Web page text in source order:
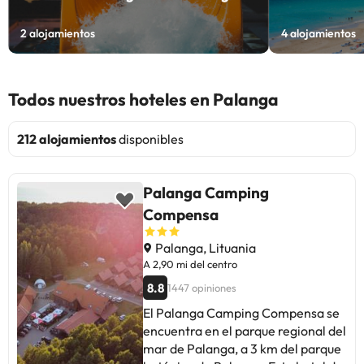
2alojamientos 4alojamientos
Todos nuestros hoteles en Palanga
212 alojamientosdisponibles
Palanga Camping
Compensa
Palanga, Lituania
A 2,90 mi del centro
8.8 1447 opiniones
El Palanga Camping Compensa se
encuentra en el parque regional del
mar de Palanga, a 3 km del parque